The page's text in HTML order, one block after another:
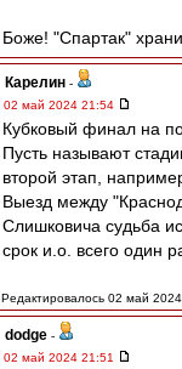
Боже! "Спартак"
Карелин -
02 май 2024 21:54
Кубковый финал на
Пусть называют
второй этап,
Выезд между
Слишковича судьба
срок и.о. всего один
Редактировалось 02 май
dodge -
02 май 2024 21:51